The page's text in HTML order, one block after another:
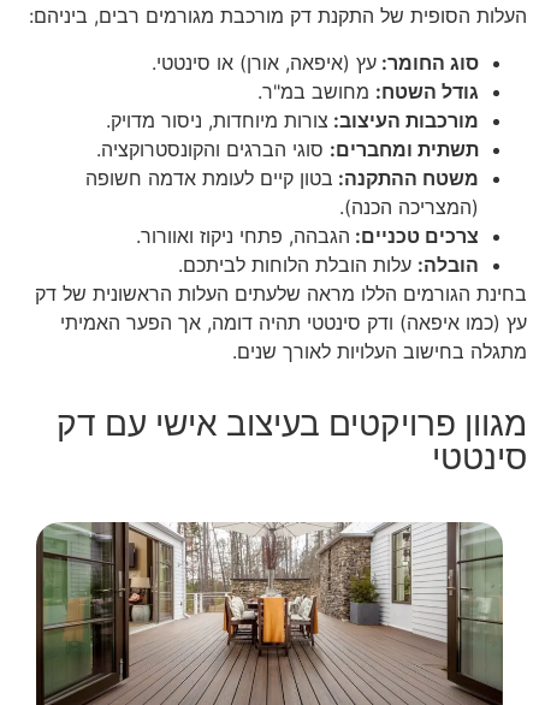
העלות הסופית של התקנת דק מורכבת מגורמים רבים, ביניהם:
סוג החומר: עץ (איפאה, אורן) או סינטטי.
גודל השטח: מחושב במ"ר.
מורכבות העיצוב: צורות מיוחדות, ניסור מדויק.
תשתית ומחברים: סוגי הברגים והקונסטרוקציה.
משטח ההתקנה: בטון קיים לעומת אדמה חשופה
(המצריכה הכנה).
צרכים טכניים: הגבהה, פתחי ניקוז ואוורור.
הובלה: עלות הובלת הלוחות לביתכם.
בחינת הגורמים הללו מראה שלעתים העלות הראשונית של דק
עץ (כמו איפאה) ודק סינטטי תהיה דומה, אך הפער האמיתי
מתגלה בחישוב העלויות לאורך שנים.
מגוון פרויקטים בעיצוב אישי עם דק
סינטטי